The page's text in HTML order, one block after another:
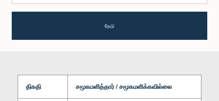
தேடு
திகதி சமூகமளித்தார் / சமூகமளிக்கவில்லை